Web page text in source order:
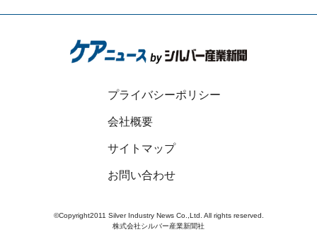
プライバシーポリシー
会社概要
サイトマップ
お問い合わせ
©Copyright2011 Silver Industry News Co.,Ltd. All rights reserved.
株式会社シルバー産業新聞社